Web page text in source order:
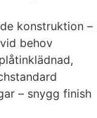
konstruktion –
behov
– snygg finish